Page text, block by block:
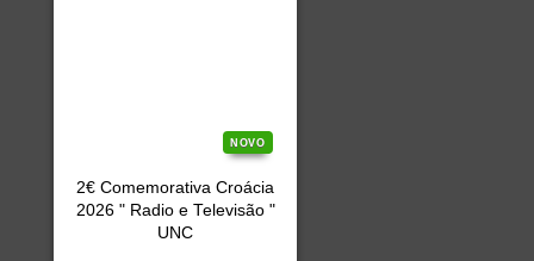
NOVO
2€ Comemorativa Croácia
2026 " Radio e Televisão "
UNC